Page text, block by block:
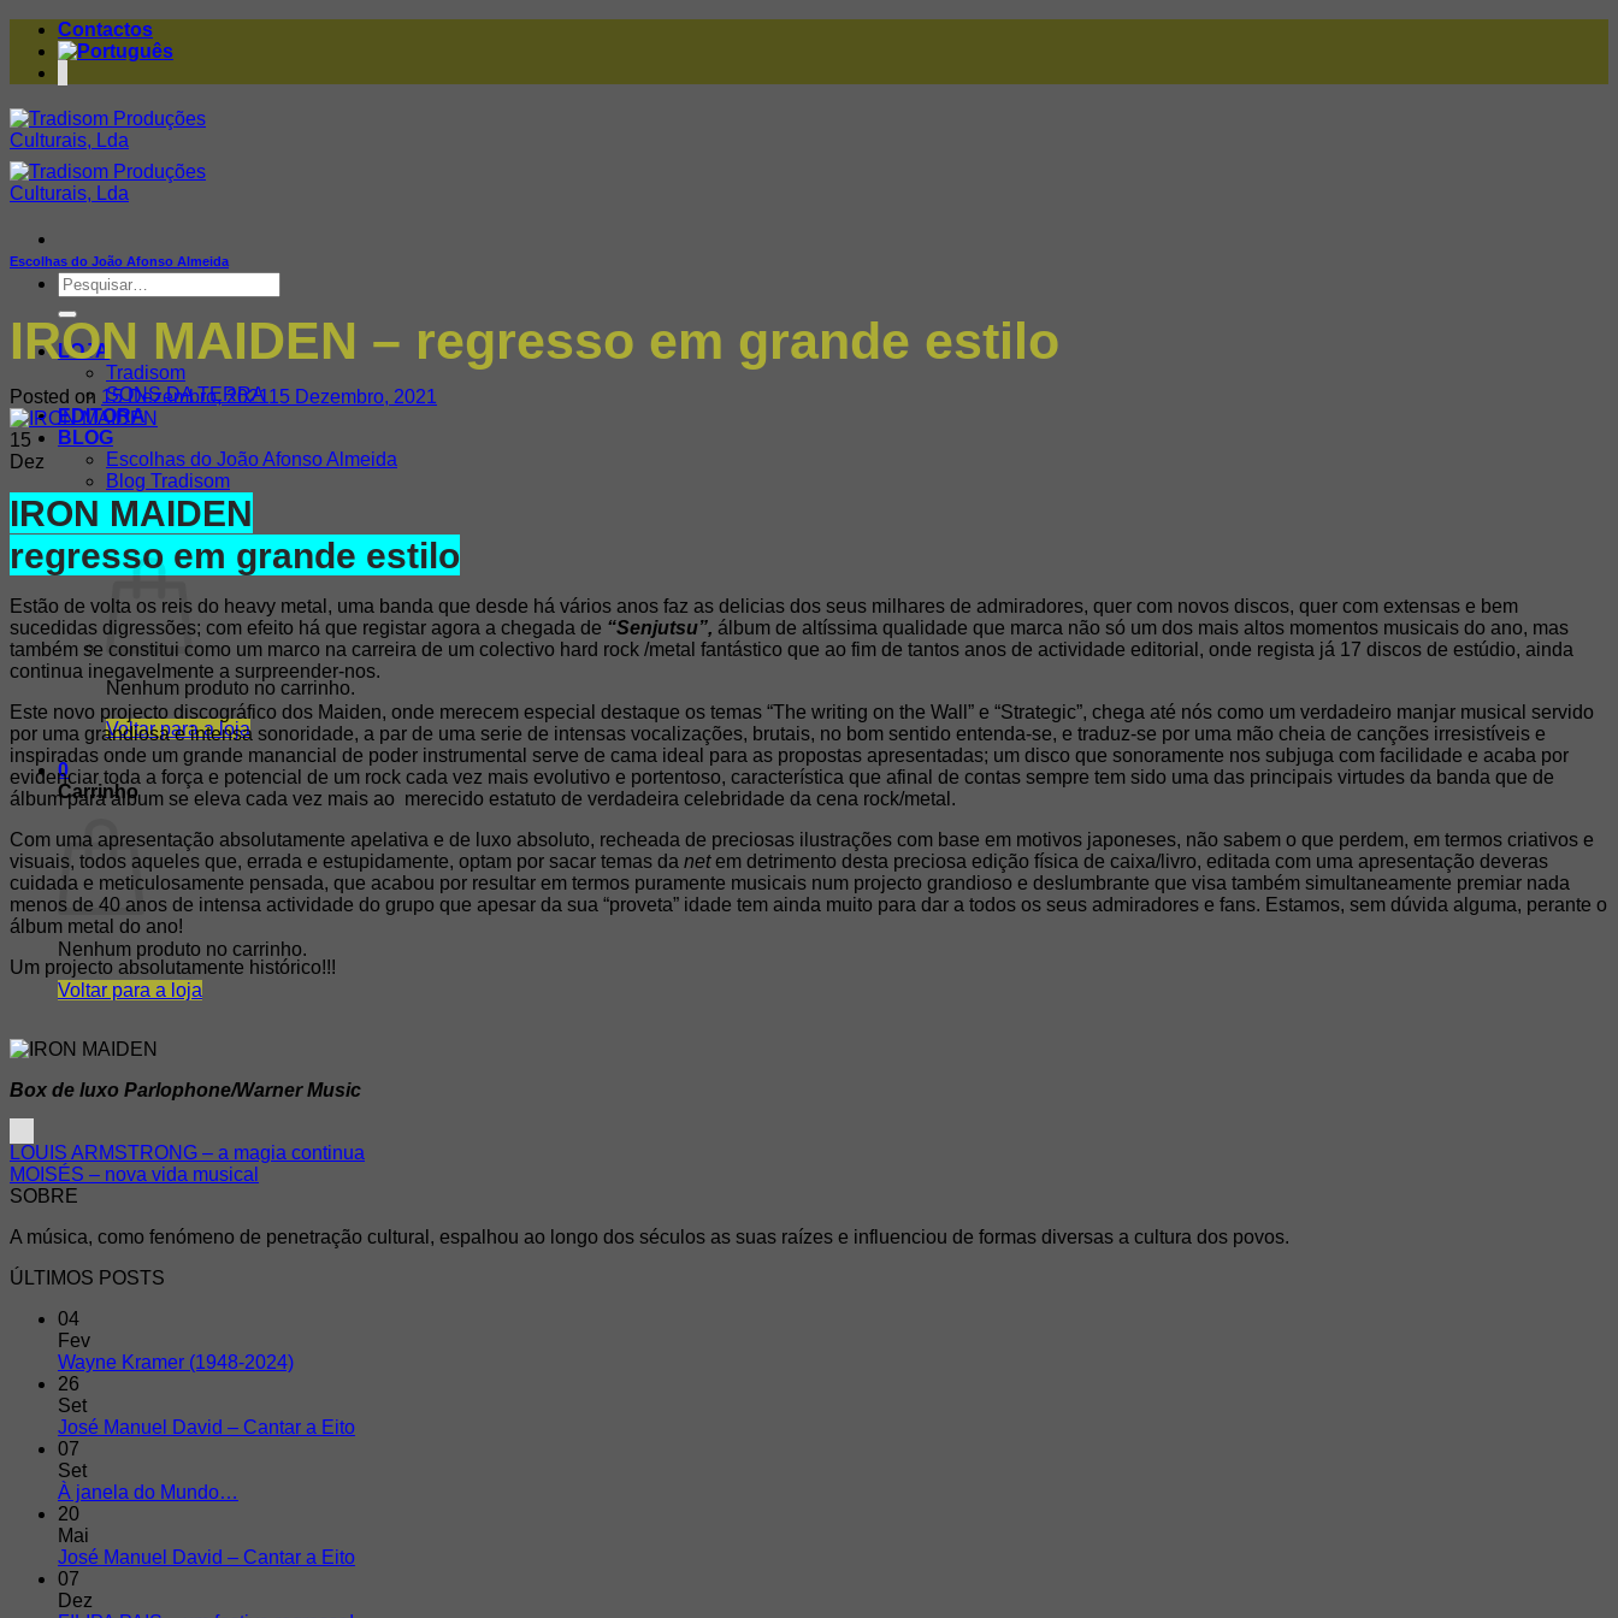
Skip
content
Contactos
Pesquisar
por:
LOJA
Tradisom
SONS DA TERRA
EDITORA
BLOG
Escolhas do João Afonso Almeida
Blog Tradisom
Iniciar sessão
Carrinho /0,00 € 0
Nenhum produto no carrinho.
Voltar para a loja
0
Carrinho
Nenhum produto no carrinho.
Voltar para a loja
Escolhas do João Afonso Almeida
IRON MAIDEN – regresso em grande estilo
Posted on 15 Dezembro, 202115 Dezembro, 2021
15
Dez
IRON MAIDEN
regresso em grande estilo
Estão de volta os reis do heavy metal, uma banda que desde há vários anos faz as delicias dos seus milhares de admiradores, quer com novos discos, quer com extensas e bem
sucedidas digressões; com efeito há que registar agora a chegada de “Senjutsu”, álbum de altíssima qualidade que marca não só um dos mais altos momentos musicais do ano, mas
também se constitui como um marco na carreira de um colectivo hard rock /metal fantástico que ao fim de tantos anos de actividade editorial, onde regista já 17 discos de estúdio, ainda
continua inegavelmente a surpreender-nos.
Este novo projecto discográfico dos Maiden, onde merecem especial destaque os temas “The writing on the Wall” e “Strategic”, chega até nós como um verdadeiro manjar musical servido
por uma grandiosa e intensa sonoridade, a par de uma serie de intensas vocalizações, brutais, no bom sentido entenda-se, e traduz-se por uma mão cheia de canções irresistíveis e
inspiradas onde um grande manancial de poder instrumental serve de cama ideal para as propostas apresentadas; um disco que sonoramente nos subjuga com facilidade e acaba por
evidenciar toda a força e potencial de um rock cada vez mais evolutivo e portentoso, característica que afinal de contas sempre tem sido uma das principais virtudes da banda que de
álbum para álbum se eleva cada vez mais ao merecido estatuto de verdadeira celebridade da cena rock/metal.
Com uma apresentação absolutamente apelativa e de luxo absoluto, recheada de preciosas ilustrações com base em motivos japoneses, não sabem o que perdem, em termos criativos e
visuais, todos aqueles que, errada e estupidamente, optam por sacar temas da netem detrimento desta preciosa edição física de caixa/livro, editada com uma apresentação deveras
cuidada e meticulosamente pensada, que acabou por resultar em termos puramente musicais num projecto grandioso e deslumbrante que visa também simultaneamente premiar nada
menos de 40 anos de intensa actividade do grupo que apesar da sua “proveta” idade tem ainda muito para dar a todos os seus admiradores e fans. Estamos, sem dúvida alguma, perante o
álbum metal do ano!
Um projecto absolutamente histórico!!!
Box de luxo Parlophone/Warner Music
LOUIS ARMSTRONG – a magia continua
MOISÉS – nova vida musical
SOBRE
A música, como fenómeno de penetração cultural, espalhou ao longo dos séculos as suas raízes e influenciou de formas diversas a cultura dos povos.
ÚLTIMOS POSTS
04
Fev
Wayne Kramer (1948-2024)
26
Set
José Manuel David – Cantar a Eito
07
Set
À janela do Mundo…
20
Mai
José Manuel David – Cantar a Eito
07
Dez